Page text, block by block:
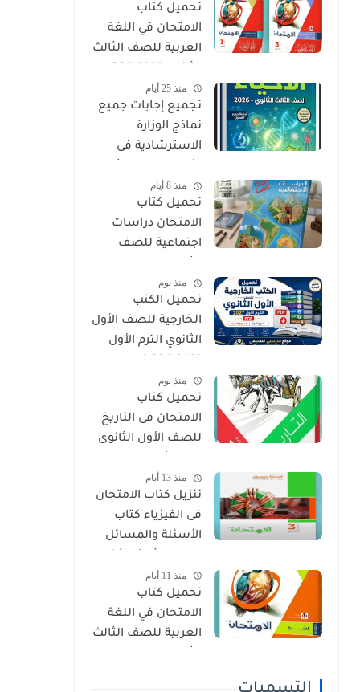
تحميل كتاب
الامتحان في اللغة
العربية للصف الثالث
كتاب الأسئلة
والتدريبات كامل
منذ 25 أيام
تجميع إجابات جميع
نماذج الوزارة
الاسترشادية فى
الثانوي 2026
منذ 8 أيام
تحميل كتاب
الامتحان دراسات
اجتماعية للصف
الأول 2027 PDFمنذ يوم
تحميل الكتب
الخارجية للصف الأول
الثانوي الترم الأول
المواد المنهج
الجديد)
منذ يوم
تحميل كتاب
الامتحان فى التاريخ
للصف الأول الثانوى
النسخة الجديدة
منذ 13 أيام
تنزيل كتاب الامتحان
فى الفيزياء كتاب
الأسئلة والمسائل
2027 pdf
منذ 11 أيام
تحميل كتاب
الامتحان في اللغة
العربية للصف الثالث